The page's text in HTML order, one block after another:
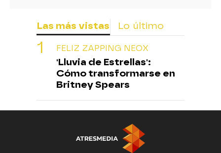
Las más vistas Lo último
FELIZ ZAPPING NEOX
'Lluvia de Estrellas':
Cómo transformarse en
Britney Spears